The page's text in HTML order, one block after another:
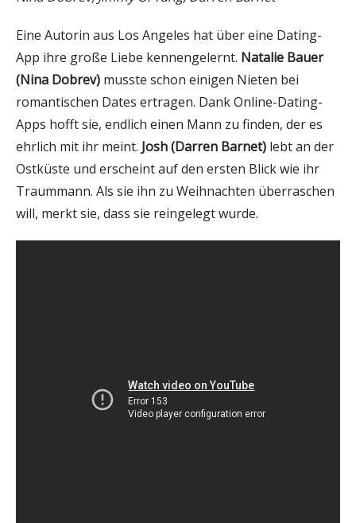
Eine Autorin aus Los Angeles hat über eine Dating-
App ihre große Liebe kennengelernt. Natalie Bauer
(Nina Dobrev) musste schon einigen Nieten bei
romantischen Dates ertragen. Dank Online-Dating-
Apps hofft sie, endlich einen Mann zu finden, der es
ehrlich mit ihr meint. Josh (Darren Barnet) lebt an der
Ostküste und erscheint auf den ersten Blick wie ihr
Traummann. Als sie ihn zu Weihnachten überraschen
will, merkt sie, dass sie reingelegt wurde.